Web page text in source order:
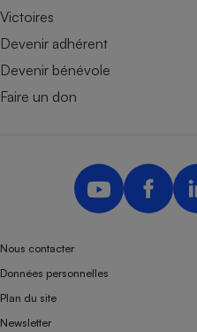
Victoires
Devenir adhérent
Devenir bénévole
Faire un don
Nous contacter
Données personnelles
Plan du site
Newsletter